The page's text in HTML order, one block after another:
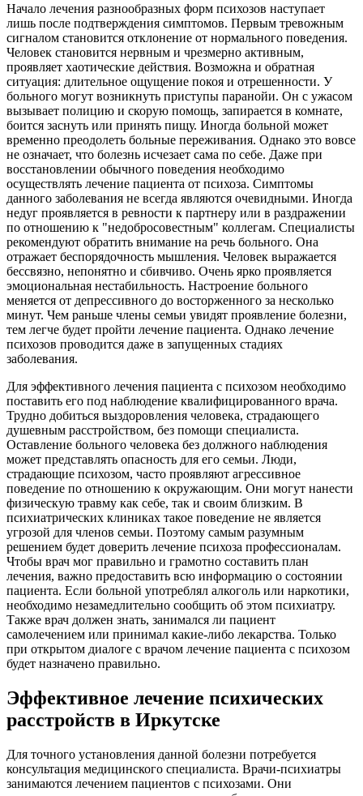
Начало лечения разнообразных форм психозов наступает
лишь после подтверждения симптомов. Первым тревожным
сигналом становится отклонение от нормального поведения.
Человек становится нервным и чрезмерно активным,
проявляет хаотические действия. Возможна и обратная
ситуация: длительное ощущение покоя и отрешенности. У
больного могут возникнуть приступы паранойи. Он с ужасом
вызывает полицию и скорую помощь, запирается в комнате,
боится заснуть или принять пищу. Иногда больной может
временно преодолеть больные переживания. Однако это вовсе
не означает, что болезнь исчезает сама по себе. Даже при
восстановлении обычного поведения необходимо
осуществлять лечение пациента от психоза. Симптомы
данного заболевания не всегда являются очевидными. Иногда
недуг проявляется в ревности к партнеру или в раздражении
по отношению к "недобросовестным" коллегам. Специалисты
рекомендуют обратить внимание на речь больного. Она
отражает беспорядочность мышления. Человек выражается
бессвязно, непонятно и сбивчиво. Очень ярко проявляется
эмоциональная нестабильность. Настроение больного
меняется от депрессивного до восторженного за несколько
минут. Чем раньше члены семьи увидят проявление болезни,
тем легче будет пройти лечение пациента. Однако лечение
психозов проводится даже в запущенных стадиях
заболевания.
Для эффективного лечения пациента с психозом необходимо
поставить его под наблюдение квалифицированного врача.
Трудно добиться выздоровления человека, страдающего
душевным расстройством, без помощи специалиста.
Оставление больного человека без должного наблюдения
может представлять опасность для его семьи. Люди,
страдающие психозом, часто проявляют агрессивное
поведение по отношению к окружающим. Они могут нанести
физическую травму как себе, так и своим близким. В
психиатрических клиниках такое поведение не является
угрозой для членов семьи. Поэтому самым разумным
решением будет доверить лечение психоза профессионалам.
Чтобы врач мог правильно и грамотно составить план
лечения, важно предоставить всю информацию о состоянии
пациента. Если больной употреблял алкоголь или наркотики,
необходимо незамедлительно сообщить об этом психиатру.
Также врач должен знать, занимался ли пациент
самолечением или принимал какие-либо лекарства. Только
при открытом диалоге с врачом лечение пациента с психозом
будет назначено правильно.
Эффективное лечение психических
расстройств в Иркутске
Для точного установления данной болезни потребуется
консультация медицинского специалиста. Врачи-психиатры
занимаются лечением пациентов с психозами. Они